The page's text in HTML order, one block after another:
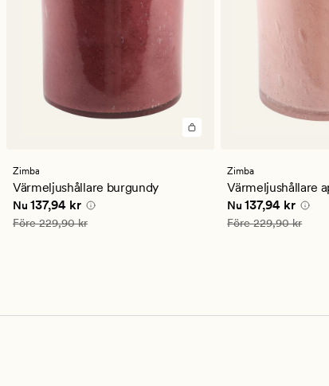
Zimba
Värmeljushållare burgundy
Nuvarande pris
Nu 137,94 kr
Ordinarie pris 229,90 kr
Före229,90 kr
Zimba
Värmeljushållare
Nuvarande pris
Nu 137,94 kr
Ordinarie pris
Före229,90 kr